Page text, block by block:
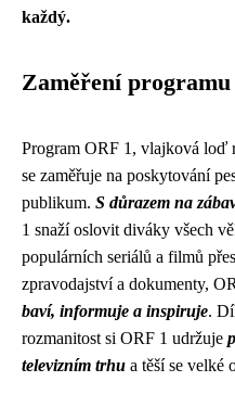
každý.
Zaměření programu
Program ORF 1, vlajková loď
se zaměřuje na poskytování
publikum. S důrazem na
1 snaží oslovit diváky všech
populárních seriálů a filmů
zpravodajství a dokumenty,
baví, informuje a inspiruje.
rozmanitost si ORF 1 udržuje
televizním trhu a těší se velké